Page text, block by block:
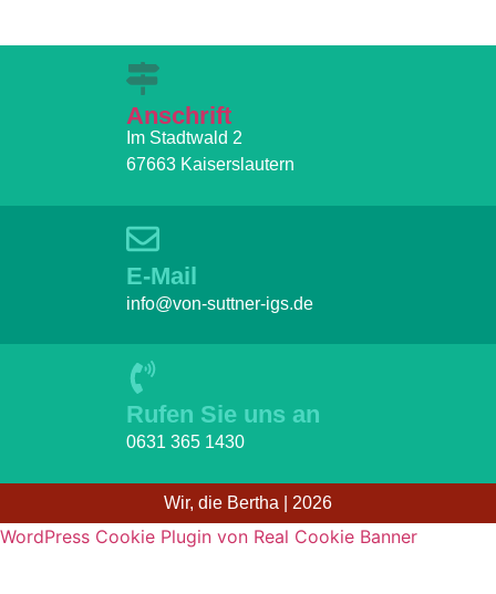
Anschrift
Im Stadtwald 2
67663 Kaiserslautern
E-Mail
info@von-suttner-igs.de
Rufen Sie uns an
0631 365 1430
Wir, die Bertha | 2026
WordPress Cookie Plugin von Real Cookie Banner